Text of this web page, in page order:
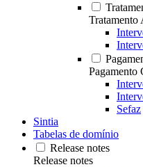
Pagamento
Sefaz
Sintia
Tabelas de domínio
Release notes
Release notes